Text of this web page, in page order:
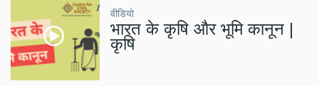
वीडियो
भारत के कृषि और भूमि कानून |
कृषि